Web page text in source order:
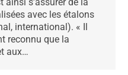
avec les étalons
international). « Il
reconnu que la
aux…